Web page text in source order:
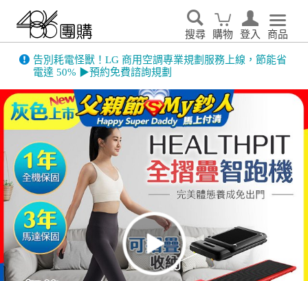
搜尋 購物 登入 商品
告別耗電怪獸！LG 商用空調專業規劃服務上線，節能省
電達 50% ▶預約免費諮詢規劃